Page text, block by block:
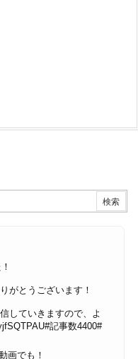
がとうございます！
していきますので、よ
#記事数4400#
画でも！